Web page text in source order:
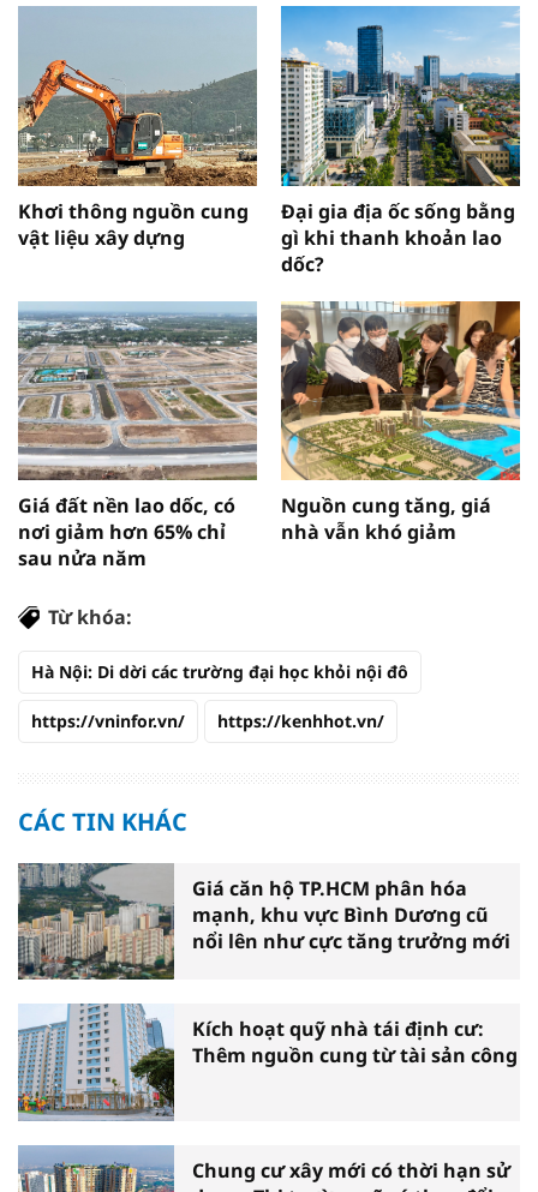
Khơi thông nguồn cung
vật liệu xây dựng
Đại gia địa ốc sống bằng
gì khi thanh khoản lao
dốc?
Giá đất nền lao dốc, có
nơi giảm hơn 65% chỉ
sau nửa năm
Nguồn cung tăng, giá
nhà vẫn khó giảm
Từ khóa:
Hà Nội: Di dời các trường đại học khỏi nội đô
https://vninfor.vn/ https://kenhhot.vn/
CÁC TIN KHÁC
Giá căn hộ TP.HCM phân hóa
mạnh, khu vực Bình Dương cũ
nổi lên như cực tăng trưởng mới
Kích hoạt quỹ nhà tái định cư:
Thêm nguồn cung từ tài sản công
Chung cư xây mới có thời hạn sử